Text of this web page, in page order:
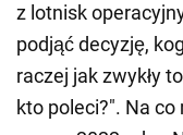
z lotnisk
podjąć decyzję,
raczej jak zwykły
kto poleci?". Na co